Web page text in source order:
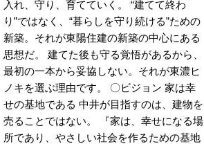
入れ、守り、育てていく。 “建てて終わ
り”ではなく、“暮らしを守り続ける”ための
新築。それが東陽住建の新築の中心にある
思想だ。 建てた後も守る覚悟があるから、
最初の一本から妥協しない。それが東濃ヒ
ノキを選ぶ理由です。 〇ビジョン 家は幸
せの基地である 中井が目指すのは、建物を
売ることではない。 『家は、幸せになる場
所であり、やさしい社会を作るための基地